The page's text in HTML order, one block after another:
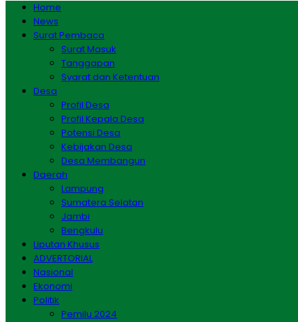
Home
News
Surat Pembaca
Surat Masuk
Tanggapan
Syarat dan Ketentuan
Desa
Profil Desa
Profil Kepala Desa
Potensi Desa
Kebijakan Desa
Desa Membangun
Daerah
Lampung
Sumatera Selatan
Jambi
Bengkulu
Liputan Khusus
ADVERTORIAL
Nasional
Ekonomi
Politik
Pemilu 2024